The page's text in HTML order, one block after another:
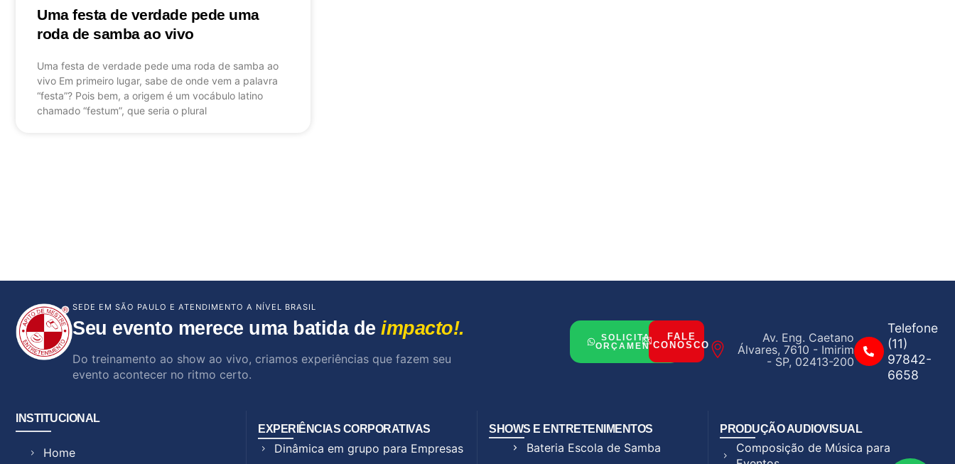
Uma festa de verdade pede uma
roda de samba ao vivo
Uma festa de verdade pede uma roda de samba ao
vivo Em primeiro lugar, sabe de onde vem a palavra
“festa”? Pois bem, a origem é um vocábulo latino
chamado “festum”, que seria o plural
SEDE EM SÃO PAULO E ATENDIMENTO A NÍVEL BRASIL
Seu evento merece uma batida de impacto!.
Do treinamento ao show ao vivo, criamos experiências que fazem seu
evento acontecer no ritmo certo.
SOLICITAR
ORÇAMENTO
FALE
CONOSCO
Av. Eng. Caetano
Álvares, 7610 - Imirim
- SP, 02413-200
Telefone
(11)
97842-
6658
INSTITUCIONAL
Home
EXPERIÊNCIAS CORPORATIVAS
Dinâmica em grupo para Empresas
SHOWS E ENTRETENIMENTOS
Bateria Escola de Samba
PRODUÇÃO AUDIOVISUAL
Composição de Música para